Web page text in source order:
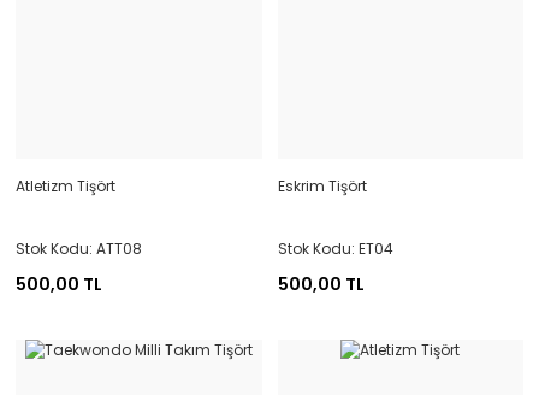
Atletizm Tişört
Stok Kodu: ATT08
500,00 TL
Eskrim Tişört
Stok Kodu: ET04
500,00 TL